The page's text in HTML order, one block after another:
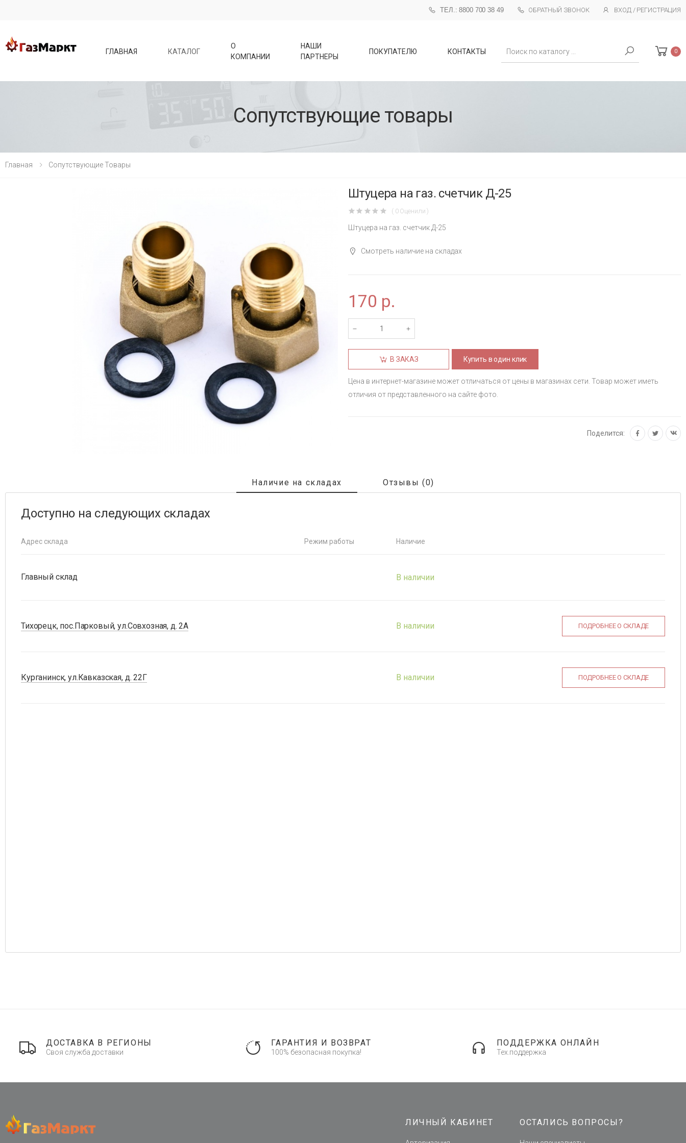
ТЕЛ.: 8800 700 38 49 ОБРАТНЫЙ ЗВОНОК ВХОД / РЕГИСТРАЦИЯ
ГЛАВНАЯ КАТАЛОГ
О
КОМПАНИИ
НАШИ
ПАРТНЕРЫ
ПОКУПАТЕЛЮ КОНТАКТЫ 0
Сопутствующие товары
Главная Сопутствующие Товары
Штуцера на газ. счетчик Д-25
( 0 Оценили )
Штуцера на газ. счетчик Д-25
Смотреть наличие на складах
170 р.
В ЗАКАЗ Купить в один клик
Цена в интернет-магазине может отличаться от цены в магазинах сети. Товар может иметь
отличия от представленного на сайте фото.
Поделится:
Наличие на складах Отзывы (0)
Доступно на следующих складах
Адрес склада Режим работы Наличие
Главный склад В наличии
Тихорецк, пос.Парковый, ул.Совхозная, д. 2А В наличии ПОДРОБНЕЕ О СКЛАДЕ
Курганинск, ул.Кавказская, д. 22Г В наличии ПОДРОБНЕЕ О СКЛАДЕ
ДОСТАВКА В РЕГИОНЫ
Своя служба доставки
ГАРАНТИЯ И ВОЗВРАТ
100% безопасная покупка!
ПОДДЕРЖКА ОНЛАЙН
Тех.поддержка
ЛИЧНЫЙ КАБИНЕТ ОСТАЛИСЬ ВОПРОСЫ?